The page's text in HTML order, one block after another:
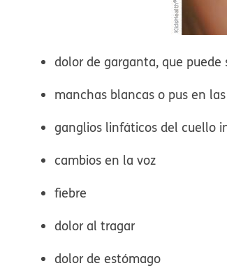
dolor de garganta, que
manchas blancas o pus en
ganglios linfáticos del cuello
cambios en la voz
fiebre
dolor al tragar
dolor de estómago